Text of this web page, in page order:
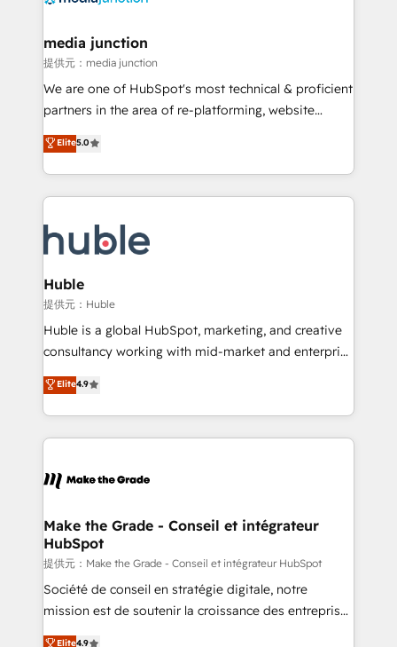
Mexico, USA, and Portugal—we've executed over a
hundred successful operations. Our approach,
rooted in RevOps principles, integrates analysis,
training, planning, and qualification. Leveraging
inbound marketing tactics, we focus on
understanding, nurturing, and converting leads.
competitive market.
media junction
提供元：media junction
We are one of HubSpot's most technical & proficient
partners in the area of re-platforming, website
design & development. We specialize in multi-hub
implementations for mid-market & enterprise
companies. We are woman-owned, powered by
coffee, and we ❤️ dogs. We produce award-winning
Impact Award 🏆2022 Technical Expertise Impact
Award 🏆2022 Platform Migration Excellence Impact
Award 🏆2020 Elite Solutions Partner 🏆2019
Integrations HubSpot Impact Award 🏆2019
Marketing Enablement HubSpot Impact Award 🏆
2018 Website Design HubSpot Impact Award 🏆2017
Growth-Driven Design Agency of the Year 🏆2016
Sales Enablement HubSpot Impact Award 🏆2015
HubSpot COS Performance Award 🏆2014 HubSpot
COS Design Award 🏆2013 HubSpot Marketplace
Partner 📆Founded in 1997
Elite5.0
Huble
提供元：Huble
Huble is a global HubSpot, marketing, and creative
consultancy working with mid-market and enterprise
businesses. We go beyond implementation, shaping
the strategy, processes, and teams that turn
HubSpot into a genuine growth engine. Named
HubSpot's Global Partner of the Year in 2024,
worldwide, and with over 15 years in the ecosystem,
One company, one operating model, delivering
across offices and consulting teams in the UK, USA,
Canada, Germany, France, Belgium, Singapore, and
South Africa. Certified compliant with ISO/IEC
27001:2022 and ISO 9001:2015 across all seven
Elite4.9
Make the Grade - Conseil et intégrateur
HubSpot
提供元：Make the Grade - Conseil et intégrateur HubSpot
Société de conseil en stratégie digitale, notre
mission est de soutenir la croissance des entreprises
B2B à travers l’acquisition de nouveaux clients,
Elite4.9